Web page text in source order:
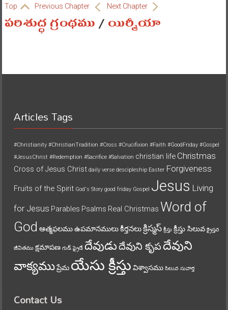
Top Previous Chapter Next Chapter
పరిశుద్ధ గ్రంథము/యిర్మీయా
Articles Tags
#Christianity #ChristianTradition #Cross #Crucifixion #Faith #GoodFriday #Gospel
#JesusChrist #Redemption #Sacrifice #Salvation christian life Christmas
Cross of Jesus Christ daily verse descipleship Easter Forgiveness
Fruits of the Spirit God's Story good friday Gospel Jesus Living
for Jesus Parables Psalms Real Christmas Word of
God ఆత్మఫలముఉపమానములుకీర్తనలుక్రిస్మస్ క్రీస్తు క్రీస్తు సిలువ క్రైస్తవ
జీవితము క్షమాపణ గుడ్ ఫ్రైడే దేవుడుదేవుని కృపదేవుని
వాక్యముప్రేమ యేసు క్రీస్తు విశ్వాసము సిలువ సువార్త
Contact Us